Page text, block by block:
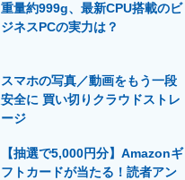
建設×テクノロジーの最前線
重量約999g、最新CPU搭載のビ
ジネスPCの実力は？
スマホの写真／動画をもう一段
安全に 買い切りクラウドストレ
ージ
【抽選で5,000円分】Amazonギ
フトカードが当たる！読者アン